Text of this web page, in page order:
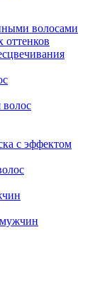
волосами
оттенков
волос
с эффектом
мужчин